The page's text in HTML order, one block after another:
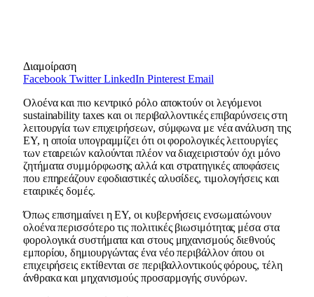
Διαμοίραση
Facebook Twitter LinkedIn Pinterest Email
Ολοένα και πιο κεντρικό ρόλο αποκτούν οι λεγόμενοι
sustainability taxes και οι περιβαλλοντικές επιβαρύνσεις στη
λειτουργία των επιχειρήσεων, σύμφωνα με νέα ανάλυση της
EY, η οποία υπογραμμίζει ότι οι φορολογικές λειτουργίες
των εταιρειών καλούνται πλέον να διαχειριστούν όχι μόνο
ζητήματα συμμόρφωσης αλλά και στρατηγικές αποφάσεις
που επηρεάζουν εφοδιαστικές αλυσίδες, τιμολογήσεις και
εταιρικές δομές.
Όπως επισημαίνει η EY, οι κυβερνήσεις ενσωματώνουν
ολοένα περισσότερο τις πολιτικές βιωσιμότητας μέσα στα
φορολογικά συστήματα και στους μηχανισμούς διεθνούς
εμπορίου, δημιουργώντας ένα νέο περιβάλλον όπου οι
επιχειρήσεις εκτίθενται σε περιβαλλοντικούς φόρους, τέλη
άνθρακα και μηχανισμούς προσαρμογής συνόρων.